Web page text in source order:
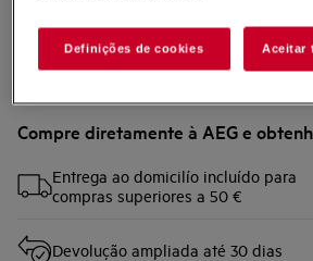
Compre diretamente à AEG e
Entrega ao domicilío incluído para
compras superiores a 50 €
Devolução ampliada até 30 dias
Definições de cookies Aceitar